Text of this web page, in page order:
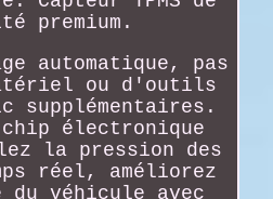
premium.
automatique, pas
ou d'outils
supplémentaires.
électronique
la pression des
réel, améliorez
véhicule avec